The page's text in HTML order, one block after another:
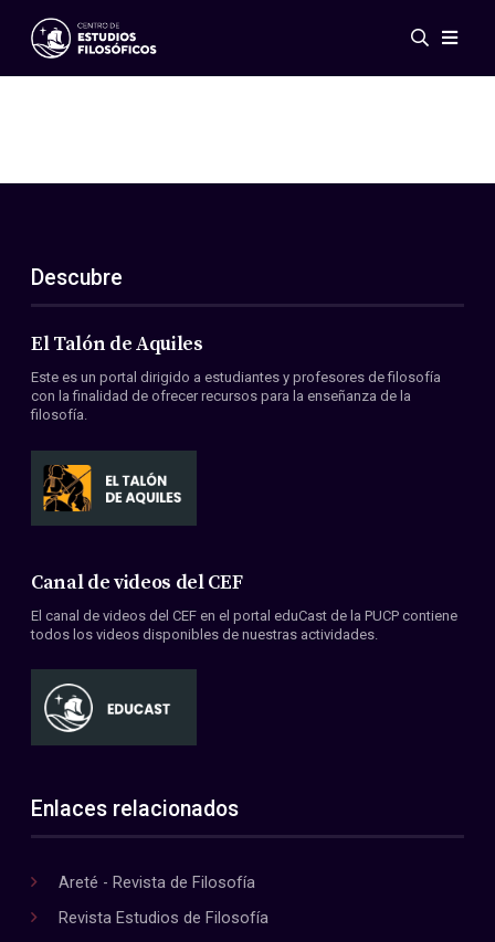
Eventos
ES
EN
Acerca de nosotros
Miembros
Convenios
Descubre
El Talón de Aquiles
Este es un portal dirigido a estudiantes y profesores de filosofía
con la finalidad de ofrecer recursos para la enseñanza de la
filosofía.
Canal de videos del CEF
El canal de videos del CEF en el portal eduCast de la PUCP contiene
todos los videos disponibles de nuestras actividades.
Enlaces relacionados
Areté - Revista de Filosofía
Revista Estudios de Filosofía